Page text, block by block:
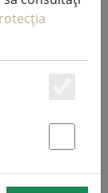
LED alb